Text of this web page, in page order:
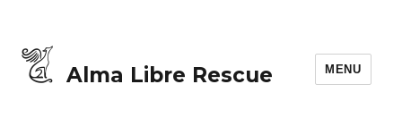
Alma Libre Rescue MENU